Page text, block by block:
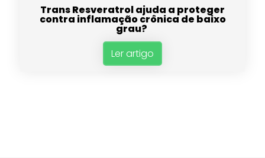
Trans Resveratrol ajuda a proteger
contra inflamação crônica de baixo
grau?
Ler artigo